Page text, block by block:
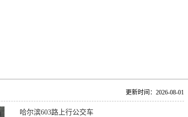
更新时间：2026-08-01
哈尔滨603路上行公交车